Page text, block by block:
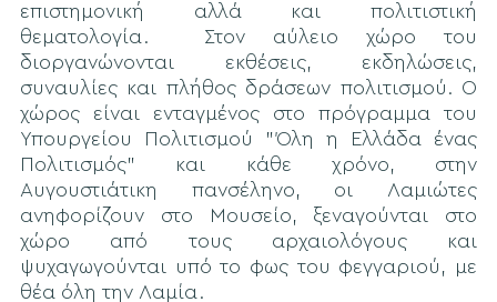
επιστημονική αλλά και πολιτιστική
θεματολογία. Στον αύλειο χώρο του
διοργανώνονται εκθέσεις, εκδηλώσεις,
συναυλίες και πλήθος δράσεων πολιτισμού. Ο
χώρος είναι ενταγμένος στο πρόγραμμα του
Υπουργείου Πολιτισμού "Όλη η Ελλάδα ένας
Πολιτισμός" και κάθε χρόνο, στην
Αυγουστιάτικη πανσέληνο, οι Λαμιώτες
ανηφορίζουν στο Μουσείο, ξεναγούνται στο
χώρο από τους αρχαιολόγους και
ψυχαγωγούνται υπό το φως του φεγγαριού, με
θέα όλη την Λαμία.